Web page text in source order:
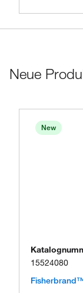
Neue
New
15524080